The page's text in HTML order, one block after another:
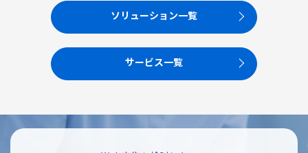
ソリューション一覧
サービス一覧